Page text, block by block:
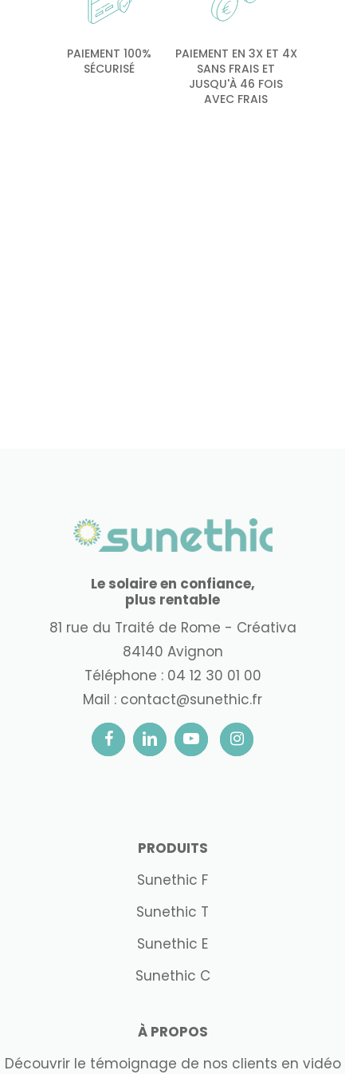
PAIEMENT 100%
SÉCURISÉ
PAIEMENT EN 3X ET 4X
SANS FRAIS ET
JUSQU'À 46 FOIS
AVEC FRAIS
Le solaire en confiance,
plus rentable
81 rue du Traité de Rome - Créativa
84140 Avignon
Téléphone : 04 12 30 01 00
Mail : contact@sunethic.fr
PRODUITS
Sunethic F
Sunethic T
Sunethic E
Sunethic C
À PROPOS
Découvrir le témoignage de nos clients en vidéo